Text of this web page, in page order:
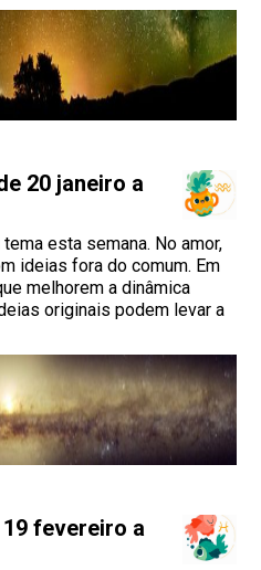
20 janeiro a
esta semana. No amor,
ideias fora do comum. Em
melhorem a dinâmica
originais podem levar a
19 fevereiro a